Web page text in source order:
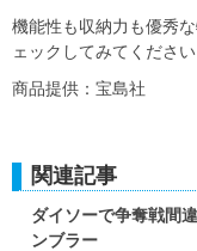
機能性も収納力も優秀
ェックしてみてください
商品提供：宝島社
関連記事
ダイソーで争奪戦間
ンブラー